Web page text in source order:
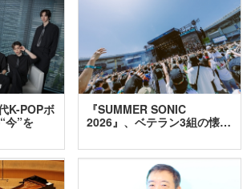
K-POPボ
今”を
『SUMMER SONIC
2026』、ベテラン3組の懐…